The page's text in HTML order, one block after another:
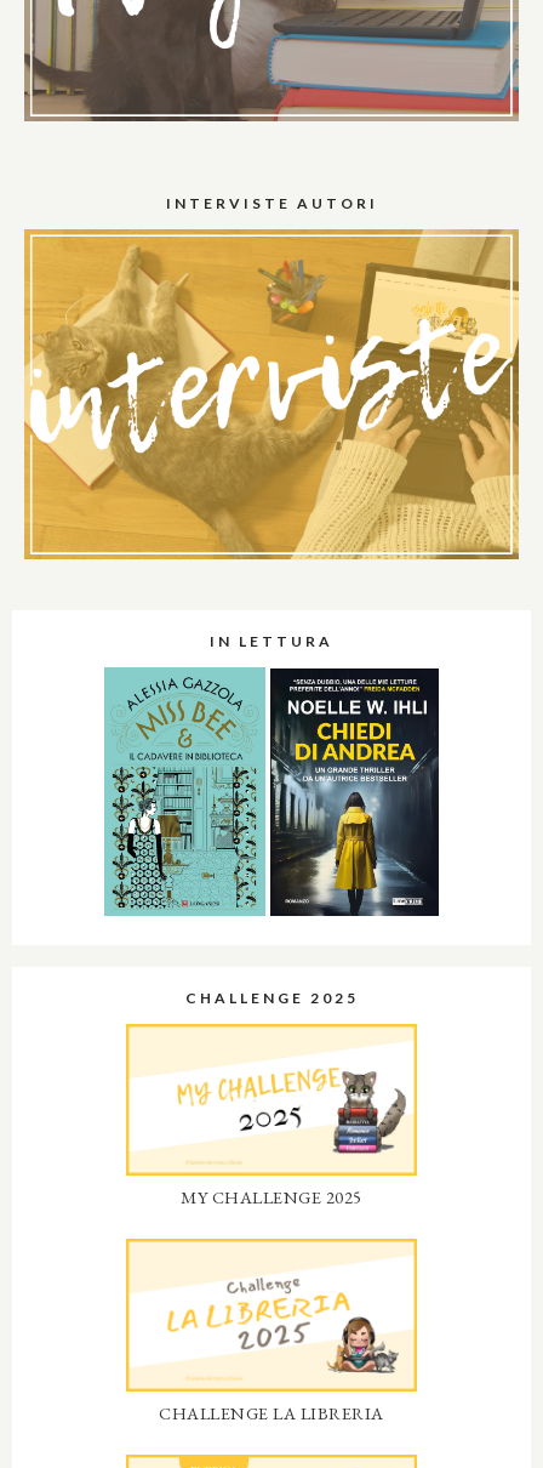
INTERVISTE AUTORI
IN LETTURA
CHALLENGE 2025
MY CHALLENGE 2025
CHALLENGE LA LIBRERIA